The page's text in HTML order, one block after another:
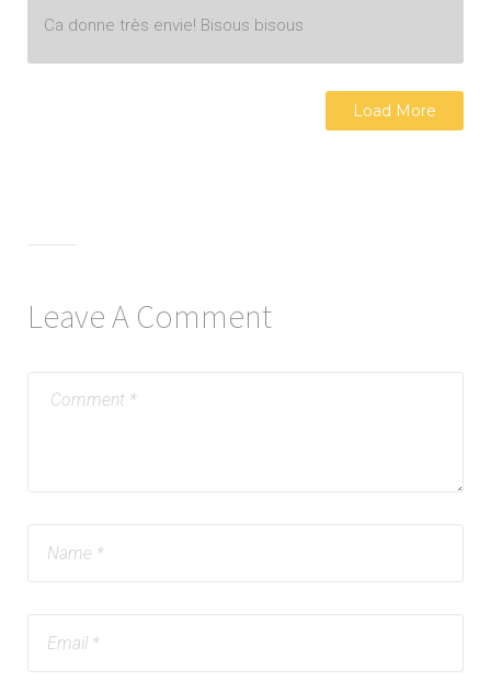
Ca donne très envie! Bisous bisous
Load More
Leave A Comment